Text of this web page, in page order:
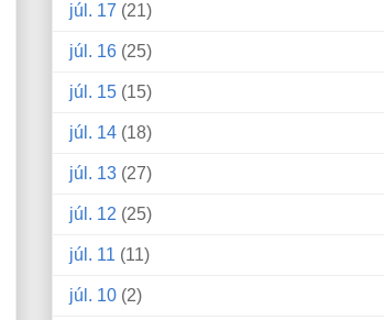
júl. 17 (21)
júl. 16 (25)
júl. 15 (15)
júl. 14 (18)
júl. 13 (27)
júl. 12 (25)
júl. 11 (11)
júl. 10 (2)